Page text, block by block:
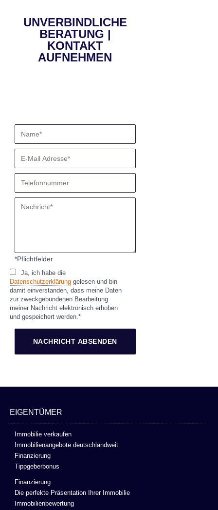
UNVERBINDLICHE
BERATUNG |
KONTAKT
AUFNEHMEN
*Pflichtfelder
Ja, ich habe die
Datenschutzerklärung gelesen und bin
damit einverstanden, dass meine Daten
zur zweckgebundenen Bearbeitung
meiner Nachricht elektronisch erhoben
und gespeichert werden.*
EIGENTÜMER
Immobilie verkaufen
Immobilienangebote deutschlandweit
Finanzierung
Tippgeberbonus
Finanzierung
Die perfekte Präsentation Ihrer Immobilie
Immobilienbewertung